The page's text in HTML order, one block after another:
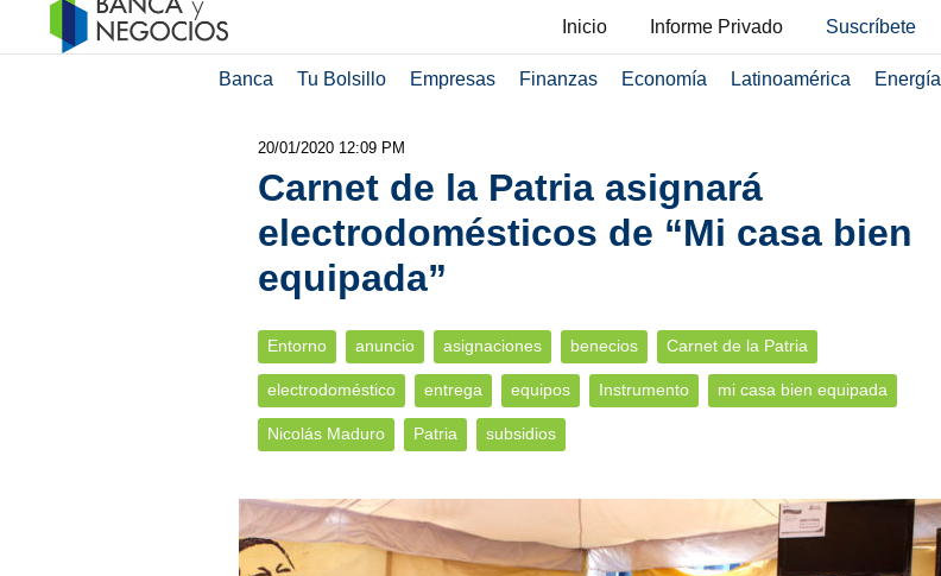
Inicio Informe Privado Suscríbete
Banca Tu Bolsillo Empresas Finanzas Economía Latinoamérica Energía
20/01/2020 12:09 PM
Carnet de la Patria asignará
electrodomésticos de “Mi casa bien
equipada”
Entorno anuncio asignaciones benecios Carnet de la Patria
electrodoméstico entrega equipos Instrumento mi casa bien equipada
Nicolás Maduro Patria subsidios